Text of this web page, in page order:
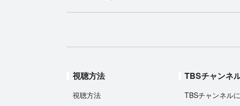
視聴方法
視聴方法
TBSチャンネ
TBSチャンネル